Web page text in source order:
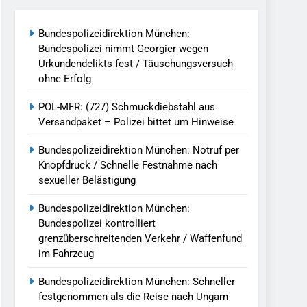
Verkehr / Waffenfund Im
Ungarn Beendet / Bundespolizei Nimmt
Aufgefunden – Tierheim Übernimmt
Ermittlungen Der Finanzkontrolle
Vereinigung Geht Ins Netz –
In Saarbrücken
/ Bundespolizei Ermittelt Wegen
Bundespolizeidirektion München:
Bundespolizei nimmt Georgier wegen
Urkundendelikts fest / Täuschungsversuch
ohne Erfolg
POL-MFR: (727) Schmuckdiebstahl aus
Versandpaket – Polizei bittet um Hinweise
Bundespolizeidirektion München: Notruf per
Knopfdruck / Schnelle Festnahme nach
sexueller Belästigung
Bundespolizeidirektion München:
Bundespolizei kontrolliert
grenzüberschreitenden Verkehr / Waffenfund
im Fahrzeug
Bundespolizeidirektion München: Schneller
festgenommen als die Reise nach Ungarn